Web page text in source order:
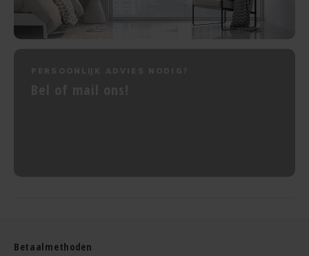
Betaalmethoden